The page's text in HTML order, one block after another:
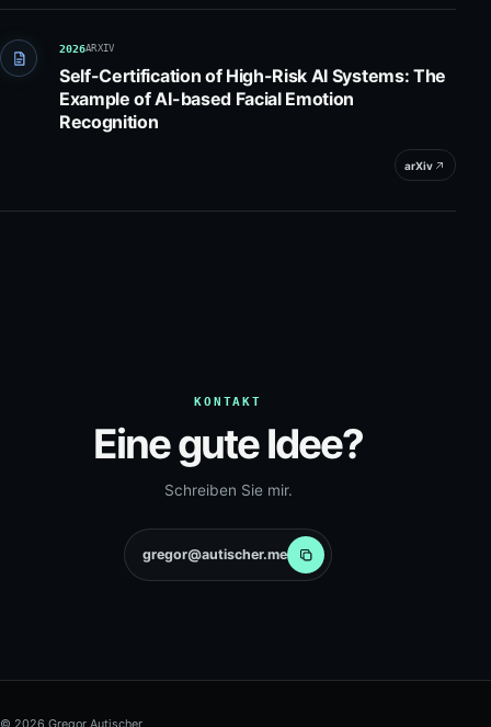
2026ARXIV
Self-Certification of High-Risk AI Systems: The
Example of AI-based Facial Emotion
Recognition
arXiv
KONTAKT
Eine gute Idee?
Schreiben Sie mir.
gregor@autischer.me
© 2026 Gregor Autischer